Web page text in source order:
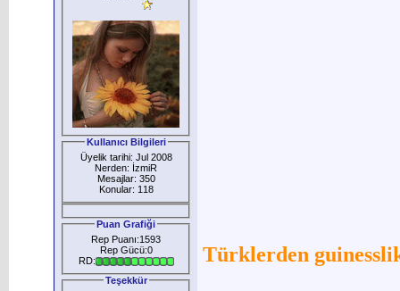
Kullanıcı Bilgileri
Üyelik tarihi: Jul 2008
Nerden: İzmiR
Mesajlar: 350
Konular: 118
Puan Grafiği
Rep Puanı:1593
Rep Gücü:0
RD:
Teşekkür
Türklerden